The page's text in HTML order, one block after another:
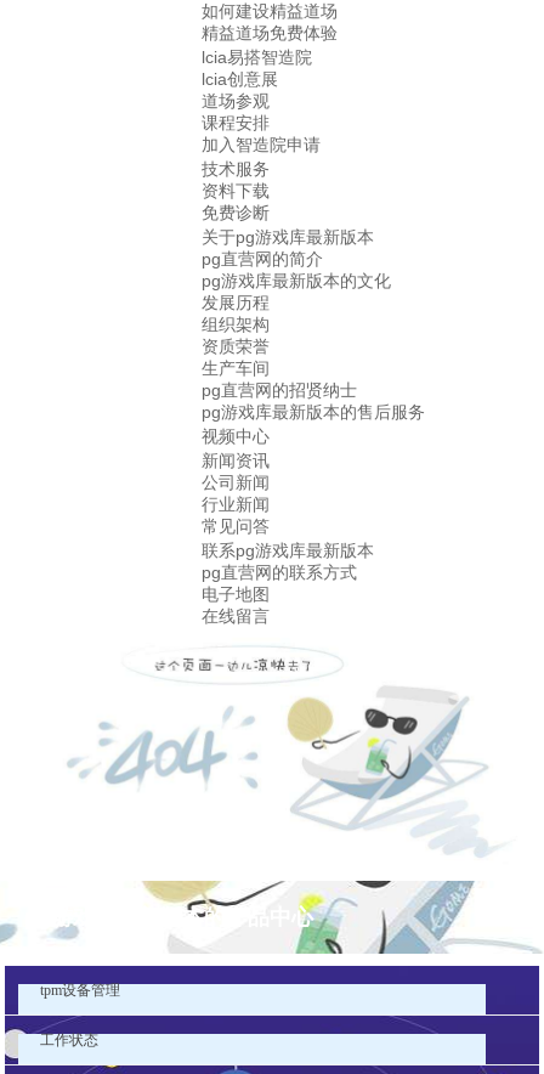
如何建设精益道场
精益道场免费体验
lcia易搭智造院
lcia创意展
道场参观
课程安排
加入智造院申请
技术服务
资料下载
免费诊断
关于pg游戏库最新版本
pg直营网的简介
pg游戏库最新版本的文化
发展历程
组织架构
资质荣誉
生产车间
pg直营网的招贤纳士
pg游戏库最新版本的售后服务
视频中心
新闻资讯
公司新闻
行业新闻
常见问答
联系pg游戏库最新版本
pg直营网的联系方式
电子地图
在线留言
pg游戏库最新版本的产品中心
tpm设备管理
工作状态